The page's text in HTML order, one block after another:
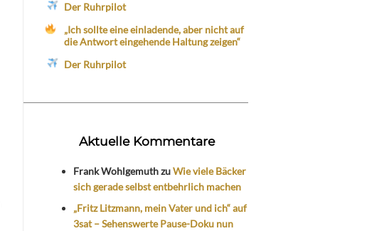
Der Ruhrpilot
„Ich sollte eine einladende, aber nicht auf
die Antwort eingehende Haltung zeigen“
Der Ruhrpilot
Aktuelle Kommentare
Frank WohlgemuthzuWie viele Bäcker
sich gerade selbst entbehrlich machen
„Fritz Litzmann, mein Vater und ich“ auf
3sat – Sehenswerte Pause-Doku nun